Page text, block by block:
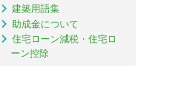
建築用語集
助成金について
住宅ローン減税・住宅ロ
ーン控除